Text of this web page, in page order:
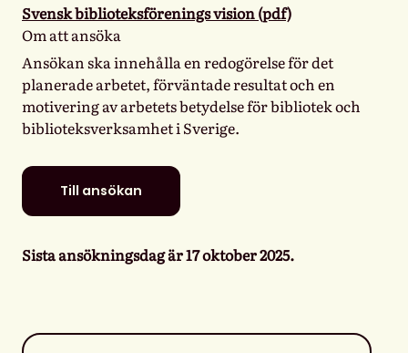
Svensk biblioteksförenings vision (pdf)
Om att ansöka
Ansökan ska innehålla en redogörelse för det
planerade arbetet, förväntade resultat och en
motivering av arbetets betydelse för bibliotek och
biblioteksverksamhet i Sverige.
Till ansökan
Sista ansökningsdag är 17 oktober 2025.